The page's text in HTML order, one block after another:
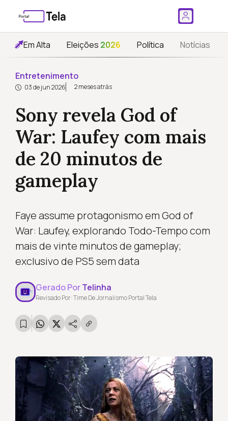
Em Alta Eleições 2026 Política Notícias
Entretenimento
03 de jun 2026 2 meses atrás
Sony revela God of
War: Laufey com mais
de 20 minutos de
gameplay
Faye assume protagonismo em God of
War: Laufey, explorando Todo-Tempo com
mais de vinte minutos de gameplay;
exclusivo de PS5 sem data
Gerado PorTelinha
Revisado Por: Time De Jornalismo Portal Tela